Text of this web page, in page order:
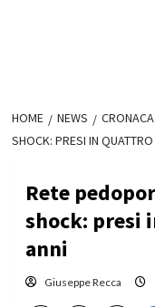
HOME NEWS CRONACA
SHOCK: PRESI IN
Rete
shock: presi
anni
Giuseppe Recca